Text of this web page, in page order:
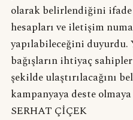
olarak belirlendiğini ifade
hesapları ve iletişim
yapılabileceğini duyurdu.
bağışların ihtiyaç
şekilde ulaştırılacağını
kampanyaya deste
SERHAT ÇİÇEK